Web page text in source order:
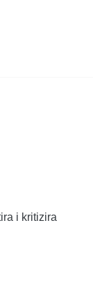
i kritizira